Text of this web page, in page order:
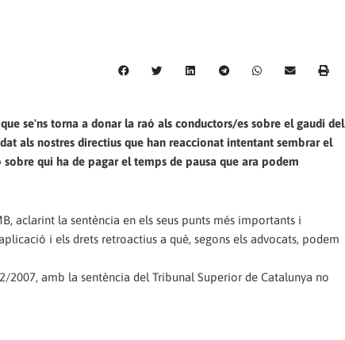
se'ns torna a donar la raó als conductors/es sobre el gaudi del
als nostres directius que han reaccionat intentant sembrar el
qui ha de pagar el temps de pausa que ara podem
aclarint la sentència en els seus punts més importants i
i els drets retroactius a què, segons els advocats, podem
amb la sentència del Tribunal Superior de Catalunya no